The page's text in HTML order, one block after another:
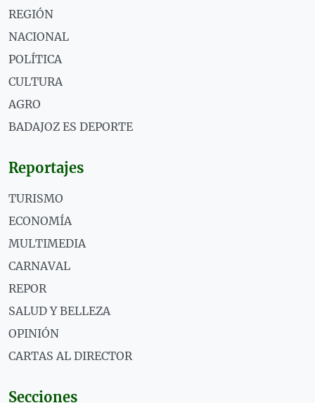
REGIÓN
NACIONAL
POLÍTICA
CULTURA
AGRO
BADAJOZ ES DEPORTE
Reportajes
TURISMO
ECONOMÍA
MULTIMEDIA
CARNAVAL
REPOR
SALUD Y BELLEZA
OPINIÓN
CARTAS AL DIRECTOR
Secciones